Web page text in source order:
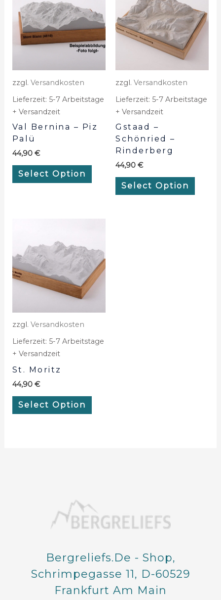
zzgl. Versandkosten
Lieferzeit: 5-7 Arbeitstage
+ Versandzeit
Val Bernina – Piz
Palü
44,90 €
Select Option
zzgl. Versandkosten
Lieferzeit: 5-7 Arbeitstage
+ Versandzeit
Gstaad –
Schönried –
Rinderberg
44,90 €
Select Option
zzgl. Versandkosten
Lieferzeit: 5-7 Arbeitstage
+ Versandzeit
St. Moritz
44,90 €
Select Option
Bergreliefs.de - Shop,
Schrimpegasse 11, D-60529
Frankfurt Am Main